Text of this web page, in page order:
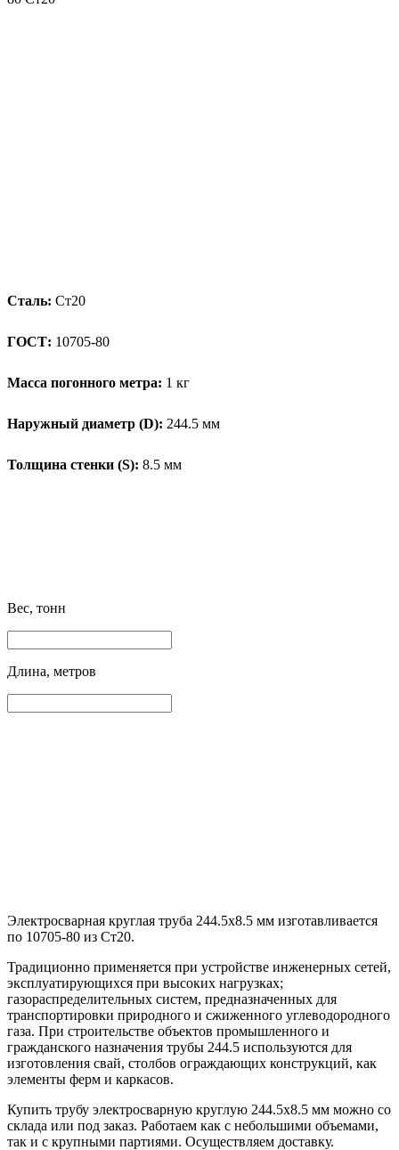
Сталь: Ст20
ГОСТ: 10705-80
Масса погонного метра: 1 кг
Наружный диаметр (D): 244.5 мм
Толщина стенки (S): 8.5 мм
Вес, тонн
Длина, метров
Электросварная круглая труба 244.5х8.5 мм изготавливается
по 10705-80 из Ст20.
Традиционно применяется при устройстве инженерных сетей,
эксплуатирующихся при высоких нагрузках;
газораспределительных систем, предназначенных для
транспортировки природного и сжиженного углеводородного
газа. При строительстве объектов промышленного и
гражданского назначения трубы 244.5 используются для
изготовления свай, столбов ограждающих конструкций, как
элементы ферм и каркасов.
Купить трубу электросварную круглую 244.5х8.5 мм можно со
склада или под заказ. Работаем как с небольшими объемами,
так и с крупными партиями. Осуществляем доставку.